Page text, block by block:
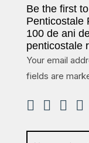
Be the first
Penticostale
100 de ani
penticostale
Your email
fields are